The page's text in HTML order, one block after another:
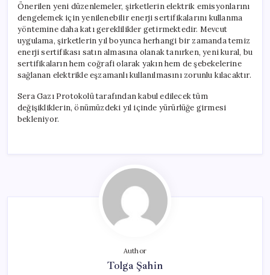
Önerilen yeni düzenlemeler, şirketlerin elektrik emisyonlarını
dengelemek için yenilenebilir enerji sertifikalarını kullanma
yöntemine daha katı gereklilikler getirmektedir. Mevcut
uygulama, şirketlerin yıl boyunca herhangi bir zamanda temiz
enerji sertifikası satın almasına olanak tanırken, yeni kural, bu
sertifikaların hem coğrafi olarak yakın hem de şebekelerine
sağlanan elektrikle eşzamanlı kullanılmasını zorunlu kılacaktır.
Sera Gazı Protokolü tarafından kabul edilecek tüm
değişikliklerin, önümüzdeki yıl içinde yürürlüğe girmesi
bekleniyor.
Author
Tolga Şahin